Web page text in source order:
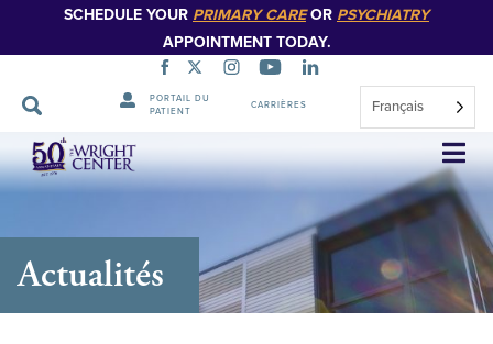
SCHEDULE YOUR PRIMARY CAREOR PSYCHIATRY
APPOINTMENT TODAY.
PORTAIL DU
PATIENT
CARRIÈRES Français
Sauter
la
navigation
Actualités